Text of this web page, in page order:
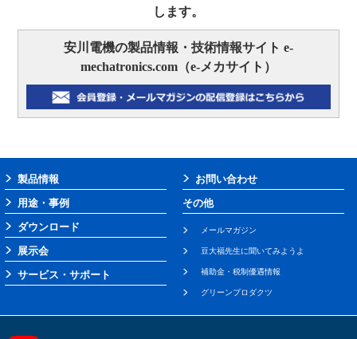
します。
安川電機の製品情報・技術情報サイト e-
mechatronics.com（e-メカサイト）
製品情報
用途・事例
ダウンロード
展示会
サービス・サポート
お問い合わせ
その他
メールマガジン
豆大福先生に聞いてみようよ
補助金・税制優遇情報
グリーンプロダクツ